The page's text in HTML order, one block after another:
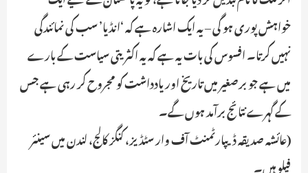
خواہش پوری ہو گی – یہ ایک اشارہ ہے کہ ‘انڈیا’ سب کی نمائندگی
نہیں کرتا۔ افسوس کی بات یہ ہے کہ یہ اکثریتی سیاست کے بارے
میں ہے جو برصغیر میں تاریخ اور یادداشت کو مجروح کر رہی ہے جس
کے گہرے نتائج برآمد ہوں گے۔
(عائشہ صدیقہ ڈیپارٹمنٹ آف وار سٹڈیز، کنگز کالج، لندن میں سینئر
فیلو ہیں۔